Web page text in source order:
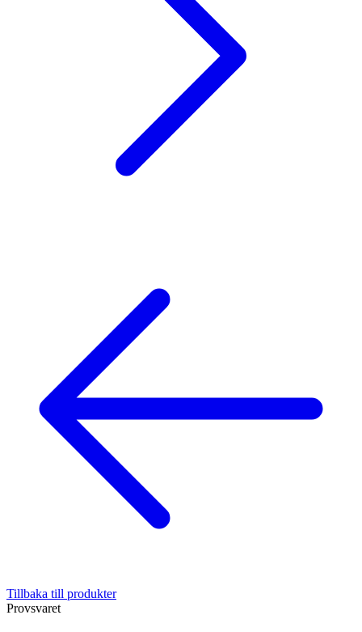
Tillbaka till produkter
Provsvaret